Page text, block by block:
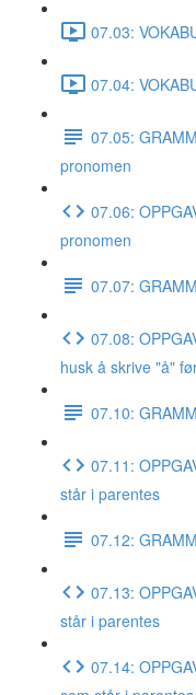
07.03:
07.04:
07.05:
pronomen
07.06:
pronomen
07.07:
07.08:
husk å skrive "å"
07.10:
07.11:
står i parentes
07.12:
07.13:
står i parentes
07.14: